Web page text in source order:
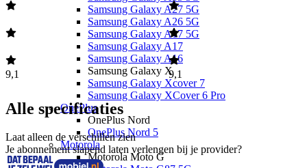
Samsung Galaxy A27 5G
Samsung Galaxy A26 5G
Samsung Galaxy A17 5G
Samsung Galaxy A17
Samsung Galaxy A16
Samsung Galaxy X
Samsung Galaxy Xcover 7
Samsung Galaxy XCover 6 Pro
OnePlus
OnePlus Nord
OnePlus Nord 5
Motorola
Motorola Moto G
9,1 9,1
Alle specificaties
Laat alleen de verschillen zien
Je abonnement slapend laten verlengen bij je provider?